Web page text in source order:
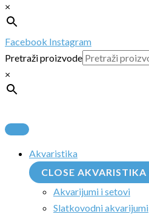
×
Facebook Instagram
Pretraži proizvode
×
Akvaristika
CLOSE AKVARISTIKA
Akvarijumi i setovi
Slatkovodni akvarijumi